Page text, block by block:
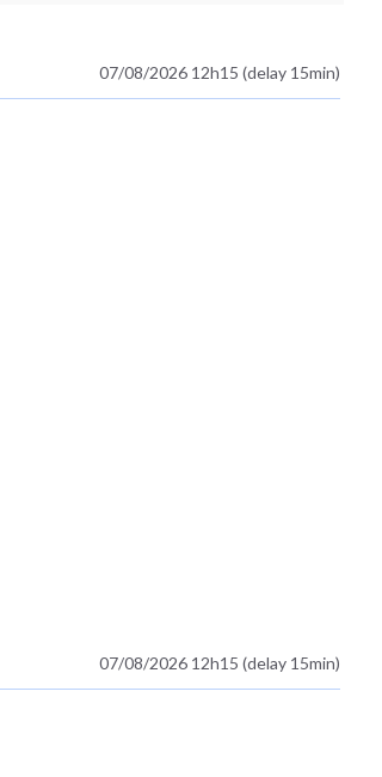
07/08/2026 12h15 (delay 15min)
07/08/2026 12h15 (delay 15min)